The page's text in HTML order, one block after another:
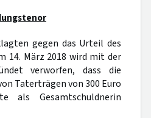
gegen das Urteil des
14. März 2018 wird mit der
verworfen, dass die
Taterträgen von 300 Euro
als Gesamtschuldnerin